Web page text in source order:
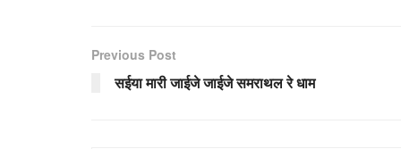
Previous Post
सईया मारी जाईजे जाईजे समराथल रे धाम